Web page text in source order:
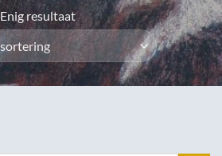
Enig resultaat